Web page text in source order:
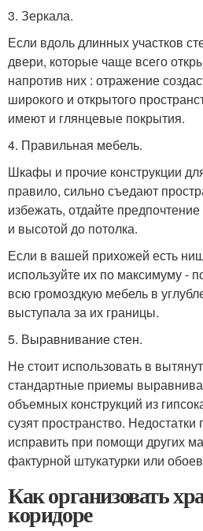
3. Зеркала.
Если вдоль длинных участков
двери, которые чаще всего
напротив них : отражение
широкого и открытого
имеют и глянцевые покрытия.
4. Правильная мебель.
Шкафы и прочие конструкции
правило, сильно съедают
избежать, отдайте
и высотой до потолка.
Если в вашей прихожей есть
используйте их по максимуму -
всю громоздкую мебель в
выступала за их границы.
5. Выравнивание стен.
Не стоит использовать в
стандартные приемы
объемных конструкций из
сузят пространство.
исправить при помощи других
фактурной штукатурки или
Как организовать
коридоре